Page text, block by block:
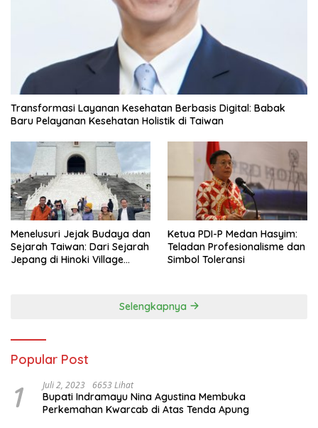
Transformasi Layanan Kesehatan Berbasis Digital: Babak
Baru Pelayanan Kesehatan Holistik di Taiwan
Menelusuri Jejak Budaya dan
Sejarah Taiwan: Dari Sejarah
Jepang di Hinoki Village
Ketua PDI-P Medan Hasyim:
Teladan Profesionalisme dan
Simbol Toleransi
Selengkapnya
Popular Post
1 Juli 2, 2023 6653 Lihat
Bupati Indramayu Nina Agustina Membuka
Perkemahan Kwarcab di Atas Tenda Apung